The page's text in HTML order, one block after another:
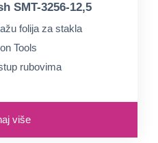
SMT-3256-12,5
folija za stakla
Tools
rubovima
više